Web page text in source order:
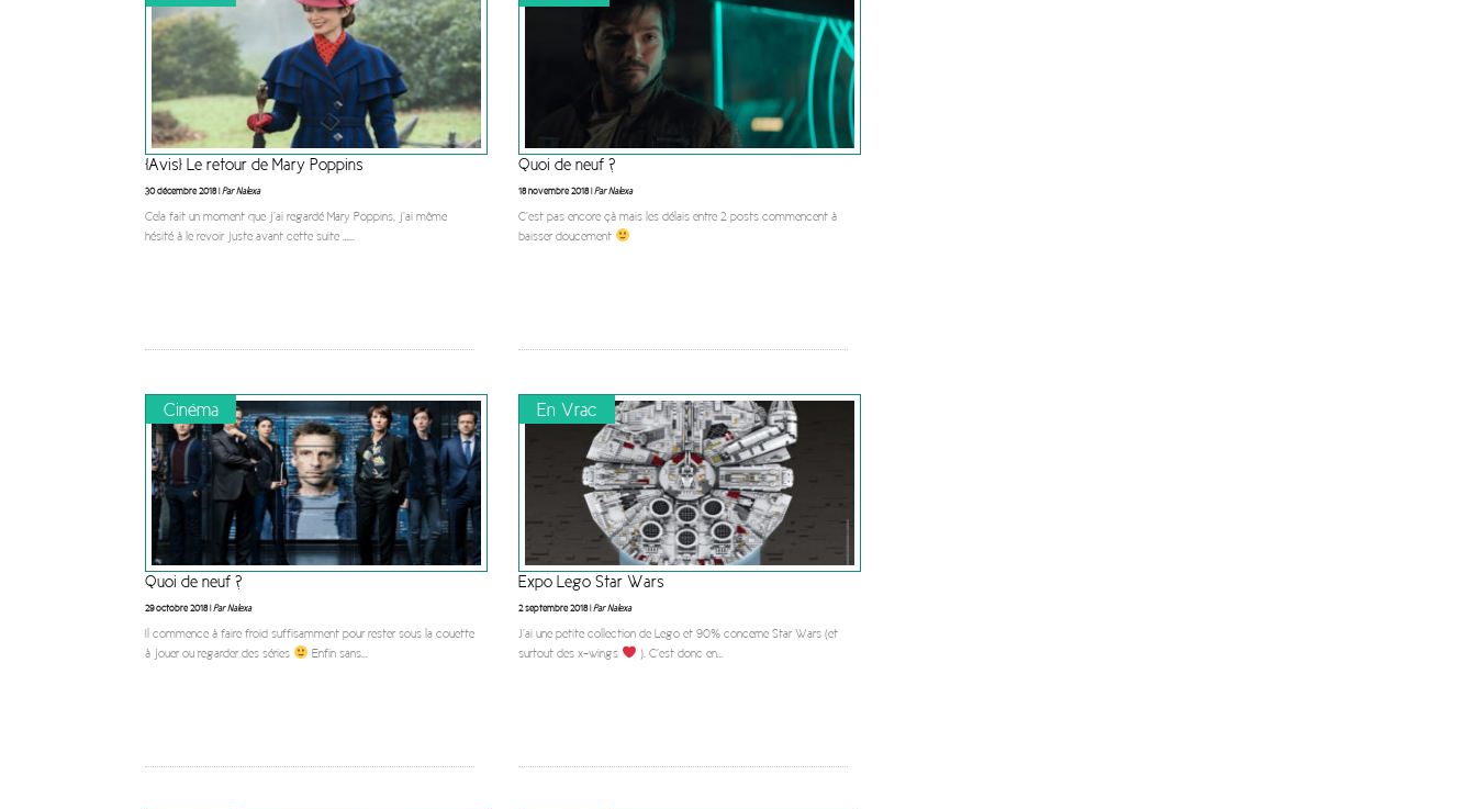
[Avis] Le retour de Mary Poppins
30 décembre 2018 |Par Nalexa
Cela fait un moment que j’ai regardé Mary Poppins, j’ai même
hésité à le revoir juste avant cette suite …...
Quoi de neuf ?
18 novembre 2018 |Par Nalexa
C’est pas encore çà mais les délais entre 2 posts commencent à
baisser doucement
Cinéma
Quoi de neuf ?
29 octobre 2018 |Par Nalexa
Il commence à faire froid suffisamment pour rester sous la couette
à jouer ou regarder des séries
Enfin sans...
En Vrac
Expo Lego Star Wars
2 septembre 2018 |Par Nalexa
J’ai une petite collection de Lego et 90% concerne Star Wars (et
surtout des x-wings
). C’est donc en...